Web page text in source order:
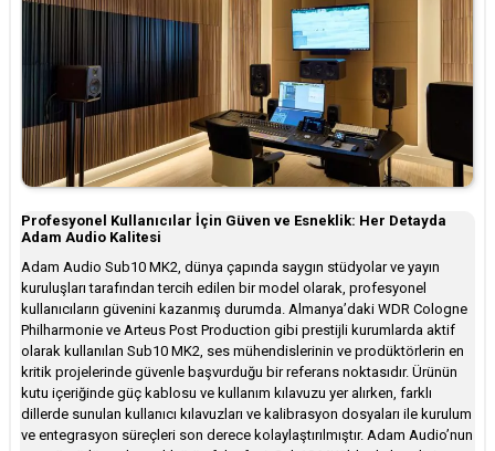
Profesyonel Kullanıcılar İçin Güven ve Esneklik: Her Detayda
Adam Audio Kalitesi
Adam Audio Sub10 MK2, dünya çapında saygın stüdyolar ve yayın
kuruluşları tarafından tercih edilen bir model olarak, profesyonel
kullanıcıların güvenini kazanmış durumda. Almanya’daki WDR Cologne
Philharmonie ve Arteus Post Production gibi prestijli kurumlarda aktif
olarak kullanılan Sub10 MK2, ses mühendislerinin ve prodüktörlerin en
kritik projelerinde güvenle başvurduğu bir referans noktasıdır. Ürünün
kutu içeriğinde güç kablosu ve kullanım kılavuzu yer alırken, farklı
dillerde sunulan kullanıcı kılavuzları ve kalibrasyon dosyaları ile kurulum
ve entegrasyon süreçleri son derece kolaylaştırılmıştır. Adam Audio’nun